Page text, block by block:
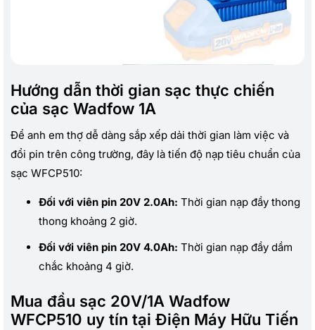
Hướng dẫn thời gian sạc thực chiến
của sạc Wadfow 1A
Để anh em thợ dễ dàng sắp xếp dải thời gian làm việc và
đổi pin trên công trường, đây là tiến độ nạp tiêu chuẩn của
sạc WFCP510:
Đối với viên pin 20V 2.0Ah: Thời gian nạp đầy thong
thong khoảng 2 giờ.
Đối với viên pin 20V 4.0Ah: Thời gian nạp đầy dầm
chắc khoảng 4 giờ.
Mua đầu sạc 20V/1A Wadfow
WFCP510 uy tín tại Điện Máy Hữu Tiến